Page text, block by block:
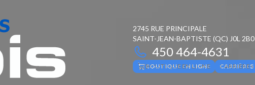
2745 RUE PRINCIPALE
SAINT-JEAN-BAPTISTE (QC) J0L 2B0
450 464-4631
BOUTIQUE EN LIGNE CARRIÈRES